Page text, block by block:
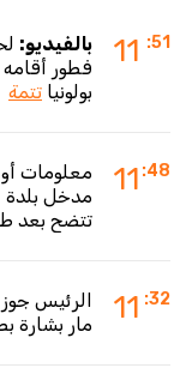
11 :51 بالفيديو:
فطور
بولونيا تتمة
11 :48
معلومات
مدخل بلدة
تتضح بعد
11 :32
الرئيس
مار بشارة